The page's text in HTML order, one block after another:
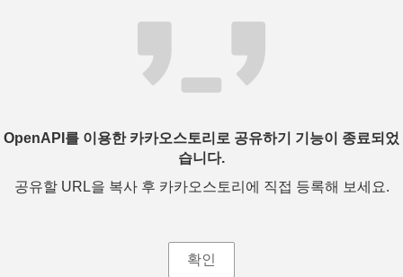
OpenAPI를 이용한 카카오스토리로 공유하기 기능이 종료되었
습니다.
공유할 URL을 복사 후 카카오스토리에 직접 등록해 보세요.
확인